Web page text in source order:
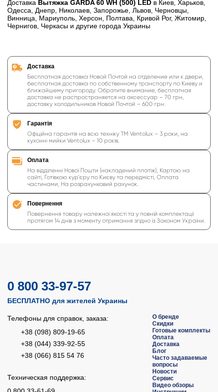
Доставка Вытяжка GARDA 60 WH (500) LED в Киев, Харьков,
Одесса, Днепр, Николаев, Запорожье, Львов, Черновцы,
Винница, Мариуполь, Херсон, Полтава, Кривой Рог, Житомир,
Чернигов, Черкасы и другие города Украины
Доставка
Бесплатная доставка Новой Почтой на отделение или к двери,
бесплатная доставка по собственному транспорту по Киеву и
ближайшему пригороду. Обратите внимание, бесплатная
доставка не распространяется на аксессуар – 70 грн,
доставку холодильников Новой Почтой – 600 грн.
Гарантія
Офіційна гарантія на всю техніку ТМ Ventolux – 3 роки, на
кухонні мийки Ventolux – 10 років.
Оплата
На відділенні Нової Пошти (накладений платіж), Картою на
сайті, Готівкою кур'єру по Києву та передмісті, Оплата
частинами, На розрахунковий рахунок.
Повернення
Повернення товару належної якості та у повній комплектації
протягом 14 днів з моменту отримання згідно із Законом України.
0 800 33-97-57
БЕСПЛАТНО для жителей Украины
Телефоны для справок, заказа:
+38 (098) 809-19-65
+38 (044) 339-92-55
+38 (066) 815 54 76
Техническая поддержка:
О бренде
Скидки
Готовые комплекты
Оплата
Доставка
Блог
Часто задаваемые
вопросы
Новости
Сервис
Видео обзоры